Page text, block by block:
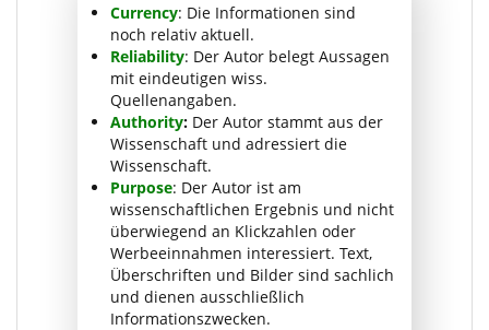
Currency: Die Informationen sind
noch relativ aktuell.
Reliability: Der Autor belegt Aussagen
mit eindeutigen wiss.
Quellenangaben.
Authority: Der Autor stammt aus der
Wissenschaft und adressiert die
Wissenschaft.
Purpose: Der Autor ist am
wissenschaftlichen Ergebnis und nicht
überwiegend an Klickzahlen oder
Werbeeinnahmen interessiert. Text,
Überschriften und Bilder sind sachlich
und dienen ausschließlich
Informationszwecken.